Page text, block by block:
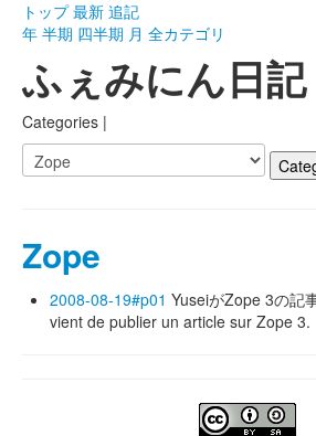
トップ 最新 追記
年 半期 四半期 月 全カテゴリ
ふぇみにん日
Categories |
Zope
2008-08-19#p01 YuseiがZope 3の記
vient de publier un article sur Zope 3.